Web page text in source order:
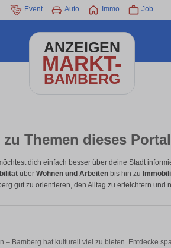
Event Auto Immo Job
ANZEIGEN
MARKT-
BAMBERG
Themen dieses
dich einfach besser über deine Stadt
über Wohnen und Arbeiten bis hin zu
gut zu orientieren, den Alltag zu erleichtern und
– Bamberg hat kulturell viel zu bieten. Entdecke